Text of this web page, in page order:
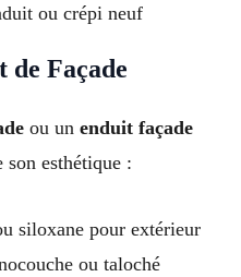
ou crépi neuf
de Façade
ou un enduit façade
son esthétique :
siloxane pour extérieur
ou taloché